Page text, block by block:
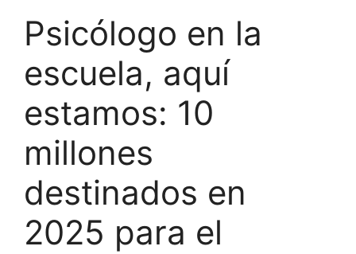
Psicólogo en la
escuela, aquí
estamos: 10
millones
destinados en
2025 para el